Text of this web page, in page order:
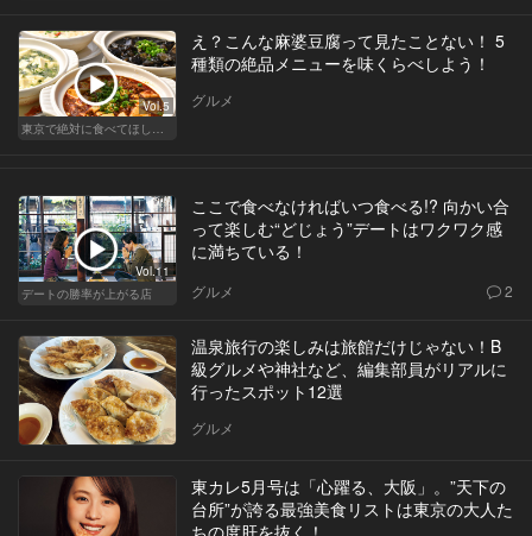
Vol.5
東京で絶対に食べてほしい麻婆豆腐！痺れる辛さがクセになる
え？こんな麻婆豆腐って見たことない！ 5
種類の絶品メニューを味くらべしよう！
グルメ
Vol.11
デートの勝率が上がる店
ここで食べなければいつ食べる!? 向かい合
って楽しむ“どじょう”デートはワクワク感
に満ちている！
グルメ 2
温泉旅行の楽しみは旅館だけじゃない！B
級グルメや神社など、編集部員がリアルに
行ったスポット12選
グルメ
東カレ5月号は「心躍る、大阪」。”天下の
台所”が誇る最強美食リストは東京の大人た